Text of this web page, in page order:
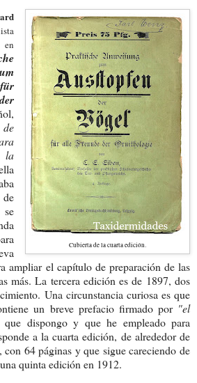
Cubierta de la cuarta edición.
en
de
ampliar el capítulo de preparación de las
más. La tercera edición es de 1897, dos
Una circunstancia curiosa es que
un breve prefacio firmado por "el
dispongo y que he empleado para
a la cuarta edición, de alrededor de
con 64 páginas y que sigue careciendo de
quinta edición en 1912.